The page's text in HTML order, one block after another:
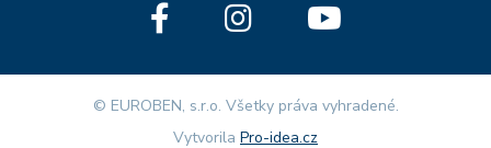
© EUROBEN, s.r.o. Všetky práva vyhradené.
Vytvorila Pro-idea.cz